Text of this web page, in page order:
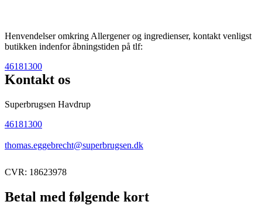
Henvendelser omkring Allergener og ingredienser, kontakt venligst
butikken indenfor åbningstiden på tlf:
46181300
Kontakt os
Superbrugsen Havdrup
46181300
thomas.eggebrecht@superbrugsen.dk
CVR: 18623978
Betal med følgende kort